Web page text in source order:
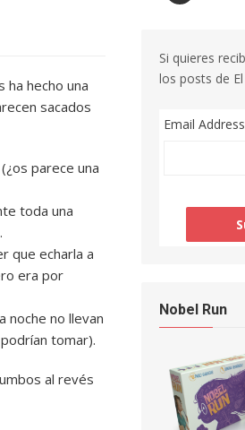
hecho una
sacados
parece una
toda una
que echarla a
era por
noche no llevan
tomar).
al revés
Si quieres
los posts de
Email Address
Nobel Run